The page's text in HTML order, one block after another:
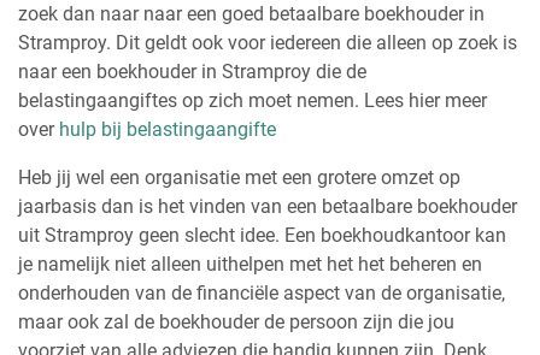
zoek dan naar naar een goed betaalbare boekhouder in
Stramproy. Dit geldt ook voor iedereen die alleen op zoek is
naar een boekhouder in Stramproy die de
belastingaangiftes op zich moet nemen. Lees hier meer
over hulp bij belastingaangifte
Heb jij wel een organisatie met een grotere omzet op
jaarbasis dan is het vinden van een betaalbare boekhouder
uit Stramproy geen slecht idee. Een boekhoudkantoor kan
je namelijk niet alleen uithelpen met het het beheren en
onderhouden van de financiële aspect van de organisatie,
maar ook zal de boekhouder de persoon zijn die jou